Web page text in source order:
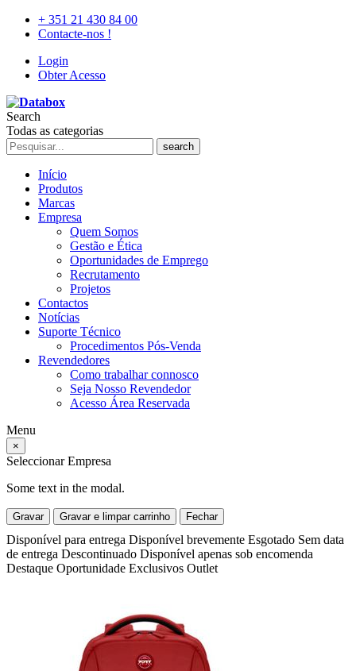
+ 351 21 430 84 00
Contacte-nos !
Login
Obter Acesso
Search
Todas as categorias
search
Início
Produtos
Marcas
Empresa
Quem Somos
Gestão e Ética
Oportunidades de Emprego
Recrutamento
Projetos
Contactos
Notícias
Suporte Técnico
Procedimentos Pós-Venda
Revendedores
Como trabalhar connosco
Seja Nosso Revendedor
Acesso Área Reservada
Menu
×
Seleccionar Empresa
Some text in the modal.
Gravar Gravar e limpar carrinho Fechar
Disponível para entrega Disponível brevemente Esgotado Sem data
de entrega Descontinuado Disponível apenas sob encomenda
Destaque Oportunidade Exclusivos Outlet